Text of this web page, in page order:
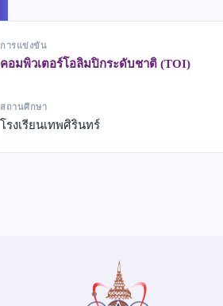
การแข่งขัน
คอมพิวเตอร์โอลิมปิกระดับชาติ (TOI)
สถานศึกษา
โรงเรียนเทพศิรินทร์